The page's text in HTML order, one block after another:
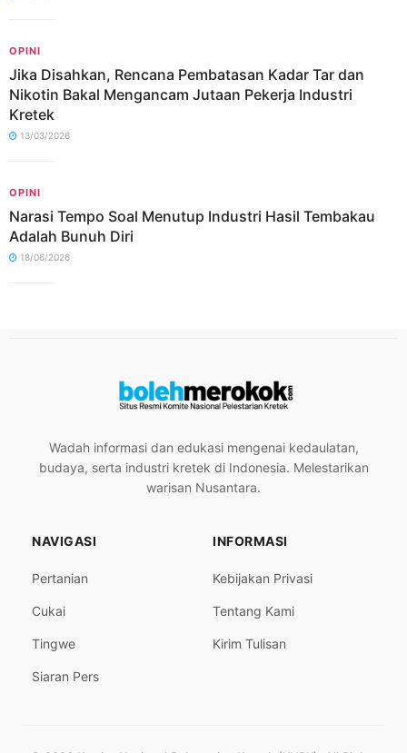
OPINI
Jika Disahkan, Rencana Pembatasan Kadar Tar dan
Nikotin Bakal Mengancam Jutaan Pekerja Industri
Kretek
13/03/2026
OPINI
Narasi Tempo Soal Menutup Industri Hasil Tembakau
Adalah Bunuh Diri
18/06/2026
Wadah informasi dan edukasi mengenai kedaulatan,
budaya, serta industri kretek di Indonesia. Melestarikan
warisan Nusantara.
NAVIGASI
Pertanian
Cukai
Tingwe
Siaran Pers
INFORMASI
Kebijakan Privasi
Tentang Kami
Kirim Tulisan